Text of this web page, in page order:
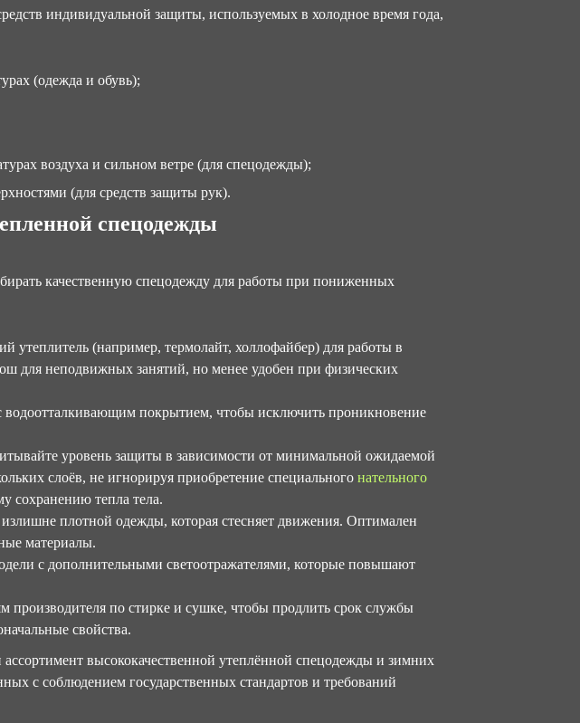
индивидуальной защиты, используемых в холодное время года,
(одежда и обувь);
воздуха и сильном ветре (для спецодежды);
(для средств защиты рук).
спецодежды
качественную спецодежду для работы при пониженных
утеплитель (например, термолайт, холлофайбер) для работы в
для неподвижных занятий, но менее удобен при физических
покрытием, чтобы исключить проникновение
уровень защиты в зависимости от минимальной ожидаемой
слоёв, не игнорируя приобретение специального нательного
сохранению тепла тела.
плотной одежды, которая стесняет движения. Оптимален
материалы.
с дополнительными светоотражателями, которые повышают
производителя по стирке и сушке, чтобы продлить срок службы
свойства.
высококачественной утеплённой спецодежды и зимних
с соблюдением государственных стандартов и требований